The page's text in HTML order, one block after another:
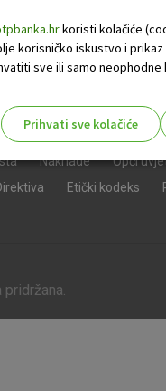
Naknade Opći
Etički kodeks
pridržana.
koristi kolačiće
korisničko iskustvo i
sve ili samo neophodne
Prihvati sve kolačiće